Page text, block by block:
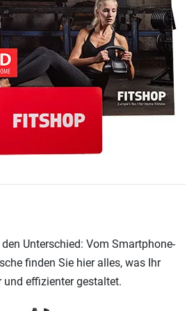
Unterschied: Vom Smartphone-
finden Sie hier alles, was Ihr
effizienter gestaltet.